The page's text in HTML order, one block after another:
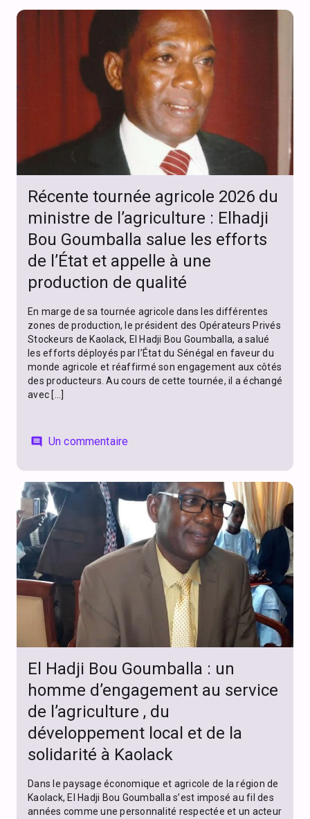
Récente tournée agricole 2026 du
ministre de l’agriculture : Elhadji
Bou Goumballa salue les efforts
de l’État et appelle à une
production de qualité
En marge de sa tournée agricole dans les différentes
zones de production, le président des Opérateurs Privés
Stockeurs de Kaolack, El Hadji Bou Goumballa, a salué
les efforts déployés par l’État du Sénégal en faveur du
monde agricole et réaffirmé son engagement aux côtés
des producteurs. Au cours de cette tournée, il a échangé
avec […]
comment Un commentaire
El Hadji Bou Goumballa : un
homme d’engagement au service
de l’agriculture , du
développement local et de la
solidarité à Kaolack
Dans le paysage économique et agricole de la région de
Kaolack, El Hadji Bou Goumballa s’est imposé au fil des
années comme une personnalité respectée et un acteur